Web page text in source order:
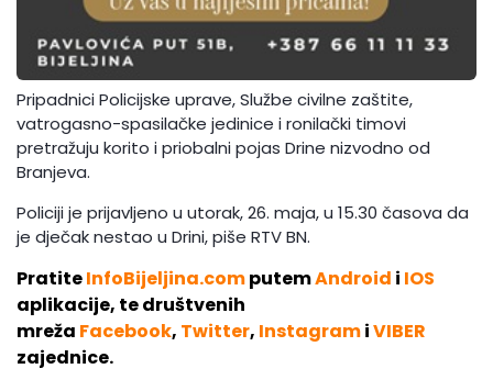
Pripadnici Policijske uprave, Službe civilne zaštite,
vatrogasno-spasilačke jedinice i ronilački timovi
pretražuju korito i priobalni pojas Drine nizvodno od
Branjeva.
Policiji je prijavljeno u utorak, 26. maja, u 15.30 časova da
je dječak nestao u Drini, piše RTV BN.
PratiteInfoBijeljina.computemAndroid i IOS
aplikacije, te društvenih
mreža Facebook, Twitter, InstagramiVIBER
zajednice.